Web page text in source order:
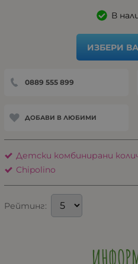
В
ИЗБЕРИ
0889 555 899
ДОБАВИ В ЛЮБИМИ
Детски комбинирани
Chipolino
Рейтинг: